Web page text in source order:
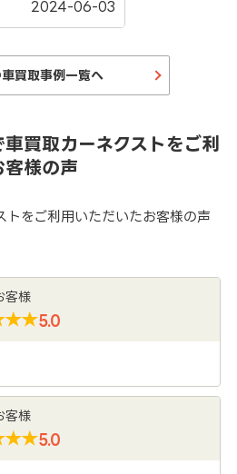
2024-06-03
買取事例一覧へ
買取カーネクストをご利
客様の声
トをご利用いただいたお客様の声
客様
5.0
客様
5.0